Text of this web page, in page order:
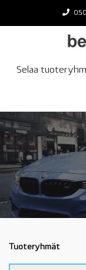
content
Selaa
Tuoteryhmät